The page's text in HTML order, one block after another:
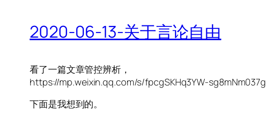
2020-06-13-关于言论自由
看了一篇文章管控辨析，
https://mp.weixin.qq.com/s/fpcgSKHq3YW-sg8mNm037g
下面是我想到的。